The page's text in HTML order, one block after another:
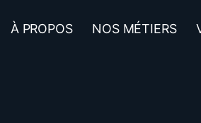
À PROPOS NOS MÉTIERS